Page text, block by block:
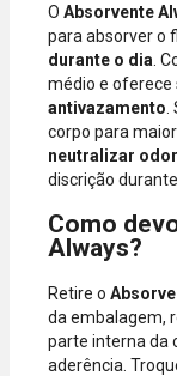
O Absorvente
para absorver o
durante o dia .
médio e oferece
antivazamento
corpo para
neutralizar
discrição durante
Como
Always?
Retire o
da embalagem,
parte interna da
aderência.